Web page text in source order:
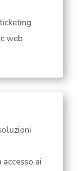
web
ai